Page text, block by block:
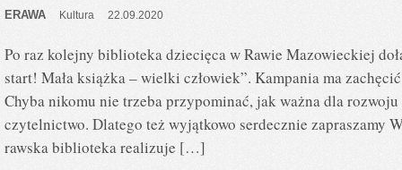
ERAWA Kultura 22.09.2020
Po raz kolejny biblioteka dziecięca w Rawie Mazowieckiej
start! Mała książka – wielki człowiek”. Kampania ma
Chyba nikomu nie trzeba przypominać, jak ważna dla
czytelnictwo. Dlatego też wyjątkowo serdecznie zapraszamy
rawska biblioteka realizuje […]